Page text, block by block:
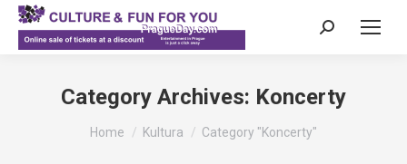
Search:
Category Archives: Koncerty
You are here:
Home Kultura Category "Koncerty"